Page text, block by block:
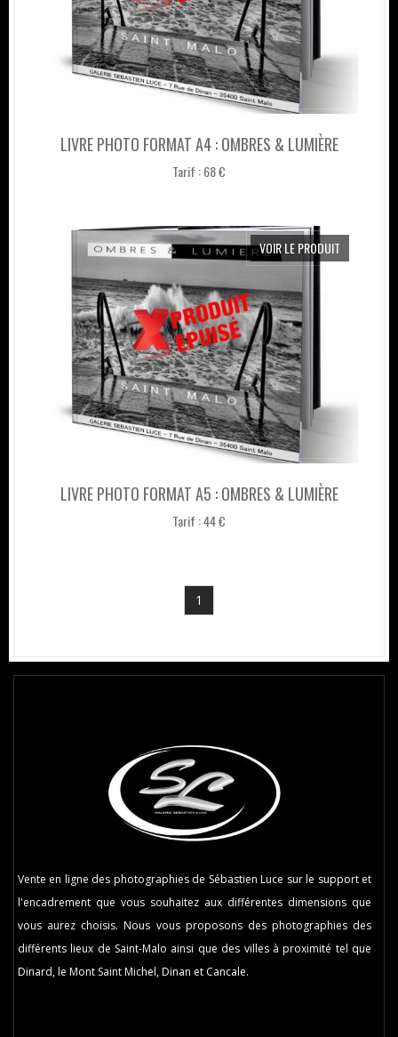
LIVRE PHOTO FORMAT A4 : OMBRES & LUMIÈRE
Tarif : 68 €
LIVRE PHOTO FORMAT A5 : OMBRES & LUMIÈRE
Tarif : 44 €
VOIR LE PRODUIT
1
Vente en ligne des photographies de Sébastien Luce sur le support et
l'encadrement que vous souhaitez aux différentes dimensions que
vous aurez choisis. Nous vous proposons des photographies des
différents lieux de Saint-Malo ainsi que des villes à proximité tel que
Dinard, le Mont Saint Michel, Dinan et Cancale.